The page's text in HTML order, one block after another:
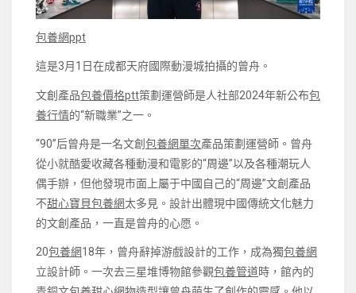
包養網ppt
這是3月1日在成都天府國際動漫城拍攝的曾舟。
文創產品包養價格ptt策劃運營師是人社部2024年新公布包
養行情的“新職業”之一。
“90”后曾舟是一名文創 包養網單次產品策劃運營師。曾舟
從小就酷愛收藏各種動漫和電影的“周邊”以及各種潮玩人
偶手辦，但他發現市面上屬于中國自己的“周邊”文創產品
不甜心寶貝包養網太多見。設計出體現中國傳統文化魅力
的文創產品，一直是曾舟的心愿。
20包養網18年，曾舟辭掉游戲設計的工作，成為獨包養網
立設計師。一次去三星堆博物館參觀包養管道時，館內的